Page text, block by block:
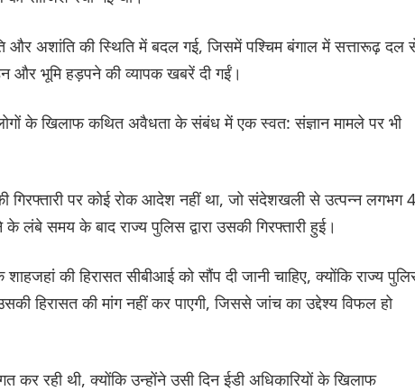
और अशांति की स्थिति में बदल गई, जिसमें पश्चिम बंगाल में सत्तारूढ़ दल
और भूमि हड़पने की व्यापक खबरें दी गईं।
के खिलाफ कथित अवैधता के संबंध में एक स्वत: संज्ञान मामले पर भी
गिरफ्तारी पर कोई रोक आदेश नहीं था, जो संदेशखली से उत्पन्न लगभग
लंबे समय के बाद राज्य पुलिस द्वारा उसकी गिरफ्तारी हुई।
की हिरासत सीबीआई को सौंप दी जानी चाहिए, क्योंकि राज्य
हिरासत की मांग नहीं कर पाएगी, जिससे जांच का उद्देश्य विफल हो
कर रही थी, क्योंकि उन्होंने उसी दिन ईडी अधिकारियों के खिलाफ